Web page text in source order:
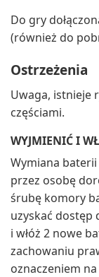
Do gry
(również do
Ostrzeżenia
Uwaga, istnieje
częściami.
WYJMIENIĆ I
Wymiana
przez osobę
śrubę komory
uzyskać dostęp
i włóż 2 nowe
zachowaniu
oznaczeniem